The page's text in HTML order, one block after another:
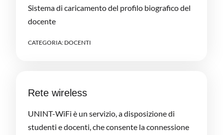
Sistema di caricamento del profilo biografico del
docente
CATEGORIA: DOCENTI
Rete wireless
UNINT-WiFi è un servizio, a disposizione di
studenti e docenti, che consente la connessione